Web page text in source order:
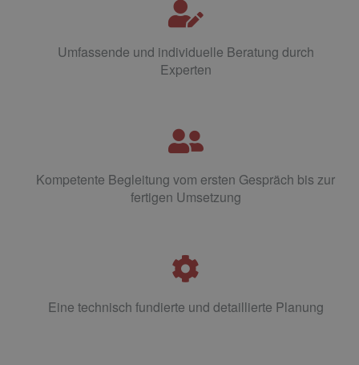
Umfassende und individuelle Beratung durch
Experten
Kompetente Begleitung vom ersten Gespräch bis zur
fertigen Umsetzung
Eine technisch fundierte und detaillierte Planung